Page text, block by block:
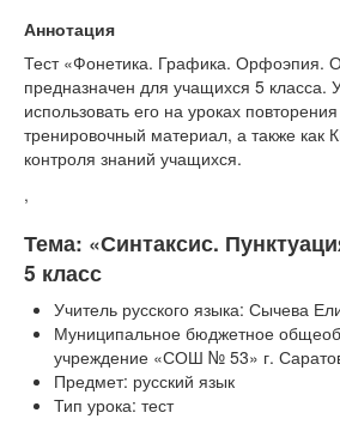
Аннотация
Тест «Фонетика. Графика. Орфоэпия.
предназначен для учащихся 5 класса.
использовать его на уроках
тренировочный материал, а также как
контроля знаний учащихся.
,
Тема: «Синтаксис.
5 класс
Учитель русского языка: Сычева
Муниципальное бюджетное
учреждение «СОШ № 53» г.
Предмет: русский язык
Тип урока: тест